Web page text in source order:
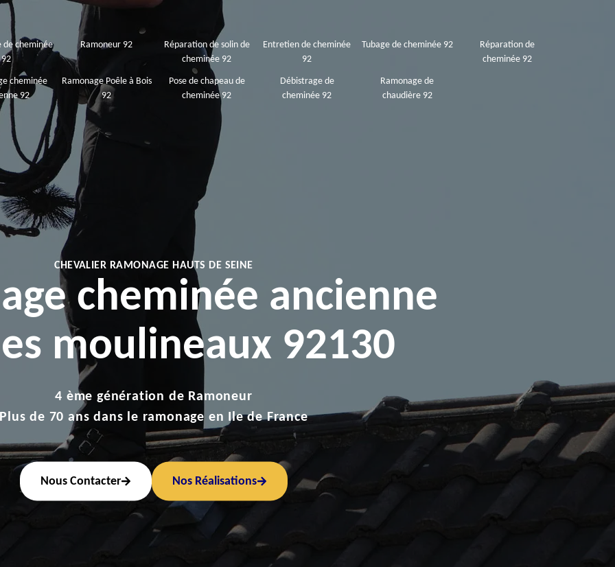
de cheminée
92
Ramoneur 92
Réparation de solin de
cheminée 92
Entretien de cheminée
92
Tubage de cheminée 92
Réparation de
cheminée 92
cheminée
92
Ramonage Poêle à Bois
92
Pose de chapeau de
cheminée 92
Débistrage de
cheminée 92
Ramonage de
chaudière 92
CHEVALIER RAMONAGE HAUTS DE SEINE
cheminée ancienne
moulineaux 92130
4 ème génération de Ramoneur
Plus de 70 ans dans le ramonage en Ile de France
Nous Contacter Nos Réalisations